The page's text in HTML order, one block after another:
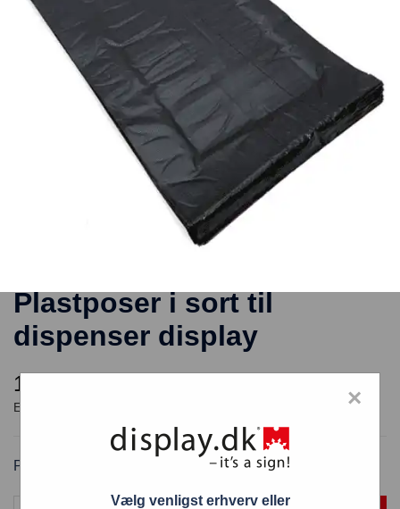
Plastposer i sort til
dispenser display
168,00
Plastposer i sort til dispenser display
Vælg venligst erhverv eller
×